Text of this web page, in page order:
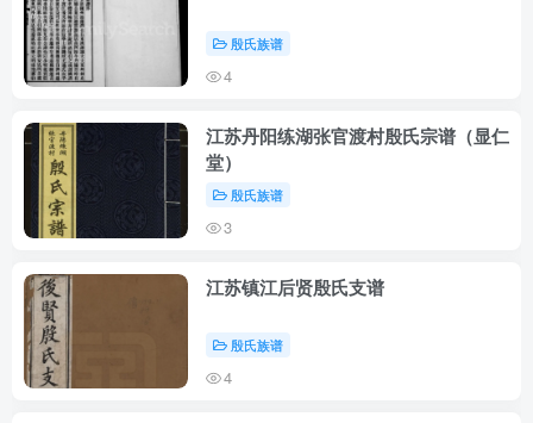
殷氏族谱
4
江苏丹阳练湖张官渡村殷氏宗谱（显仁
堂）
殷氏族谱
3
江苏镇江后贤殷氏支谱
殷氏族谱
4